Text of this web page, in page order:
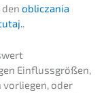
oblic­za­nia
.
Einfluss­grö­ßen,
vorlie­gen, oder